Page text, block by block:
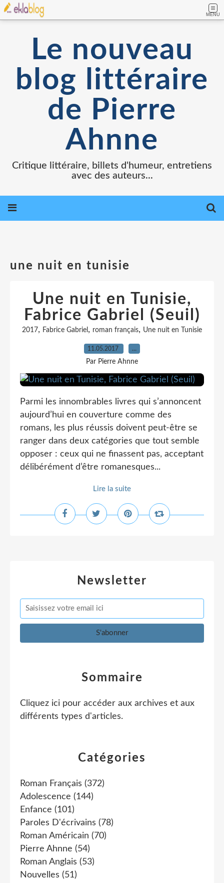
MENU
Le nouveau
blog littéraire
de Pierre
Ahnne
Critique littéraire, billets d'humeur, entretiens
avec des auteurs...
une nuit en tunisie
Une nuit en Tunisie,
Fabrice Gabriel (Seuil)
2017, Fabrice Gabriel , roman français, Une nuit en Tunisie
11.05.2017 …
Par Pierre Ahnne
Parmi les innombrables livres qui s’annoncent
aujourd’hui en couverture comme des
romans, les plus réussis doivent peut-être se
ranger dans deux catégories que tout semble
opposer : ceux qui ne finassent pas, acceptant
délibérément d’être romanesques...
Lire la suite
Newsletter
Catégories
Roman Français (372)
Adolescence (144)
Enfance (101)
Paroles D'écrivains (78)
Roman Américain (70)
Pierre Ahnne (54)
Roman Anglais (53)
Nouvelles (51)
Sommaire
Cliquez ici pour accéder aux archives et aux
différents types d'articles.